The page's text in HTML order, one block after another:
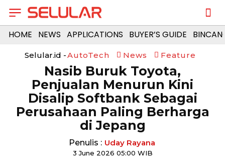
HOME NEWS APPLICATIONS BUYER’S GUIDE
Selular.id -AutoTech News Feature
Nasib Buruk Toyota,
Penjualan Menurun Kini
Disalip Softbank Sebagai
Perusahaan Paling Berharga
di Jepang
Penulis : Uday Rayana
3 June 2026 05:00 WIB